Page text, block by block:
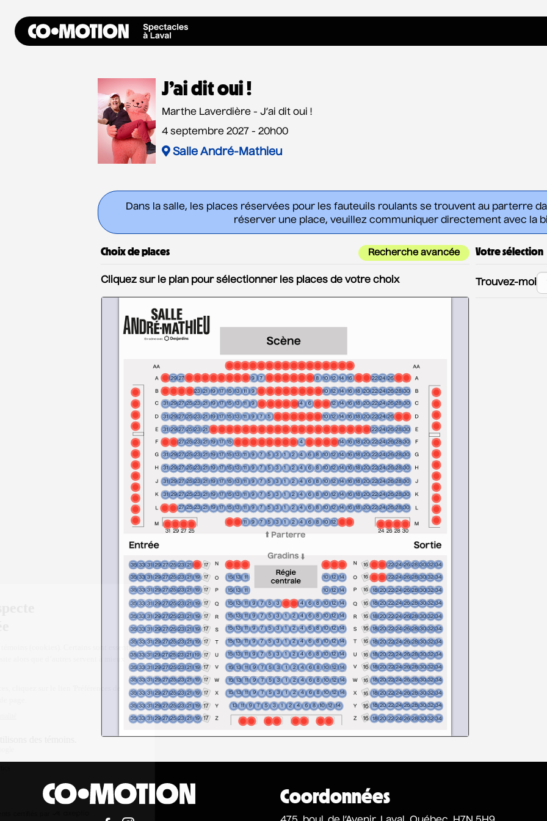
J’ai dit oui !
Marthe Laverdière - J’ai dit oui !
4 septembre 2027 - 20h00
Salle André-Mathieu
Dans la salle, les places réservées pour les fauteuils roulants se trouvent au parterre
réserver une place, veuillez communiquer directement avec la
Choix de places Recherche avancée
Cliquez sur le plan pour sélectionner les places de votre choix
Votre sélection
Trouvez-moi
Coordonnées